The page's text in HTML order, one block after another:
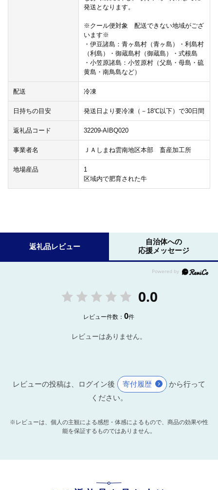
発送となります。
※クール便対象 配送できない地域がござ
います※
・伊豆諸島：青ヶ島村（青ヶ島）・利島村
（利島）・御蔵島村（御蔵島）・式根島
・小笠原諸島：小笠原村（父島・母島・硫
黄島・南鳥島など）
配送 冷凍
日持ちの目安 発送日より要冷凍（－18℃以下）で30日間
返礼品コード 32209-AIBQ020
事業者名 ＪＡしまね雲南地区本部 畜産加工所
地場産品
1
区域内で肥育された牛
返礼品レビュー
自治体への
応援メッセージ
0.0
レビュー件数：0件
レビューはありません。
レビューの投稿は、ログイン後 寄付履歴
から行って
ください。
※レビューは、個人の主観による感想・体感によるもので、商品の効果や性
能を保証するものではありません。